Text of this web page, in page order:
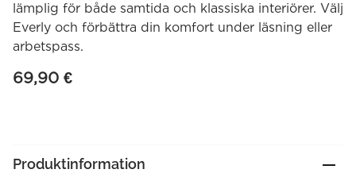
lämplig för både samtida och klassiska interiörer. Välj
Everly och förbättra din komfort under läsning eller
arbetspass.
69,90 €
Produktinformation